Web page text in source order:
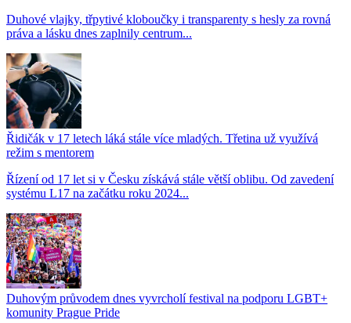
Duhové vlajky, třpytivé kloboučky i transparenty s hesly za rovná
práva a lásku dnes zaplnily centrum...
Řidičák v 17 letech láká stále více mladých. Třetina už využívá
režim s mentorem
Řízení od 17 let si v Česku získává stále větší oblibu. Od zavedení
systému L17 na začátku roku 2024...
Duhovým průvodem dnes vyvrcholí festival na podporu LGBT+
komunity Prague Pride